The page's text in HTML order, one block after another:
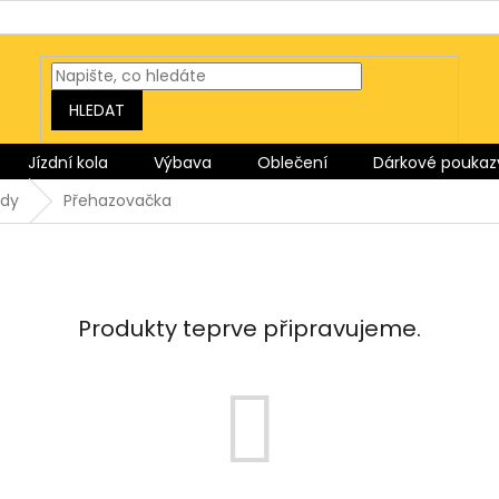
HLEDAT
Jízdní kola Výbava Oblečení Dárkové
Přehazovačka
Produkty teprve připravujeme.